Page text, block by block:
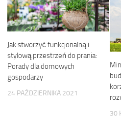
Jak stworzyć funkcjonalną i
stylową przestrzeń do prania:
Porady dla domowych
gospodarzy
24 PAŹDZIERNIKA 2021
30